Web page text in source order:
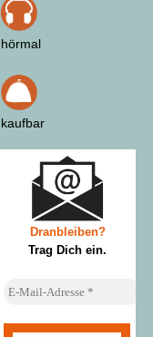
hörmal
kaufbar
Dranbleiben?
Trag Dich ein.